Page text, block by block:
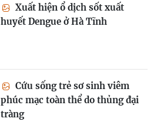
Xuất hiện ổ dịch sốt xuất
huyết Dengue ở Hà Tĩnh
Cứu sống trẻ sơ sinh viêm
phúc mạc toàn thể do thủng đại
tràng